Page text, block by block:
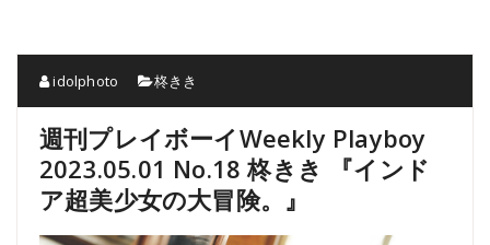
idolphoto 柊きき
週刊プレイボーイWeekly Playboy
2023.05.01 No.18 柊きき 『インド
ア超美少女の大冒険。』